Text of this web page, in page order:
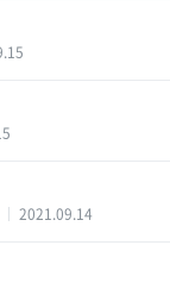
2021.09.14